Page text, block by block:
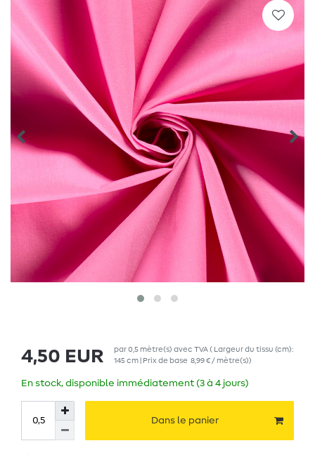
4,50 EUR par0,5 mètre(s) avec TVA( Largeur du tissu (cm):
145 cm | Prix de base 8,99 € / mètre(s))
En stock, disponible immédiatement (3 à 4 jours)
Dans le panier